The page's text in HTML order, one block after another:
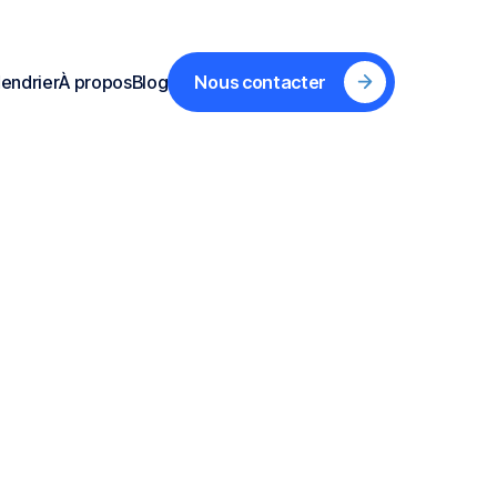
À proposBlog Nous contacter